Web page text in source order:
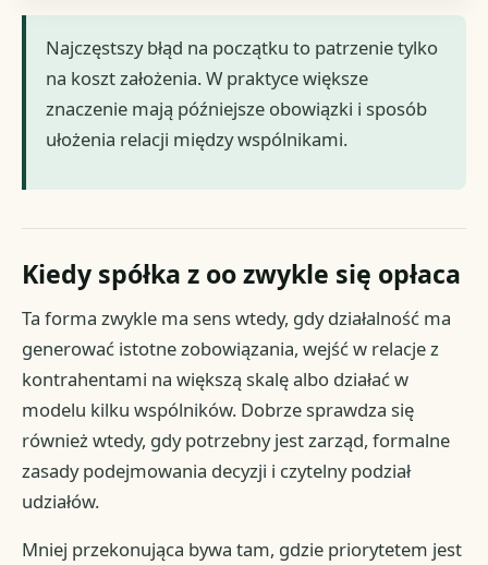
Najczęstszy błąd na początku to patrzenie tylko
na koszt założenia. W praktyce większe
znaczenie mają późniejsze obowiązki i sposób
ułożenia relacji między wspólnikami.
Kiedy spółka z oo zwykle się opłaca
Ta forma zwykle ma sens wtedy, gdy działalność ma
generować istotne zobowiązania, wejść w relacje z
kontrahentami na większą skalę albo działać w
modelu kilku wspólników. Dobrze sprawdza się
również wtedy, gdy potrzebny jest zarząd, formalne
zasady podejmowania decyzji i czytelny podział
udziałów.
Mniej przekonująca bywa tam, gdzie priorytetem jest